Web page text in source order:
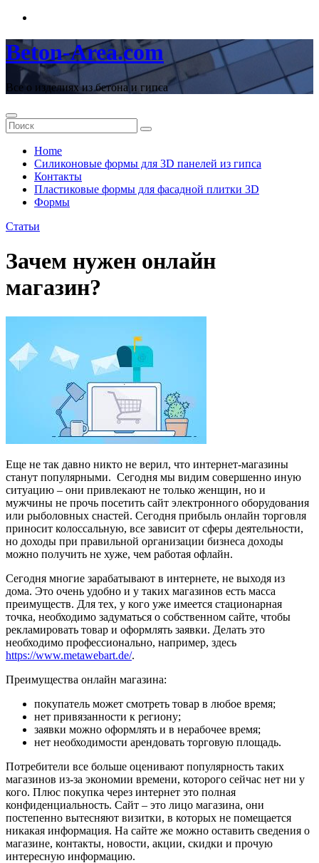
Перейти
содержимому
Beton-Area.com
Все о изделиях из бетона и гипса
Home
Cиликоновые формы для 3D панелей из гипса
Контакты
Пластиковые формы для фасадной плитки 3D
Формы
Статьи
Зачем нужен онлайн
магазин?
Еще не так давно никто не верил, что интернет-магазины
станут популярными. Сегодня мы видим совершенно иную
ситуацию – они привлекают не только женщин, но и
мужчины не прочь посетить сайт электронного оборудования
или рыболовных снастей. Сегодня прибыль онлайн торговля
приносит колоссальную, все зависит от сферы деятельности,
но доходы при правильной организации бизнеса доходы
можно получить не хуже, чем работая офлайн.
Сегодня многие зарабатывают в интернете, не выходя из
дома. Это очень удобно и у таких магазинов есть масса
преимуществ. Для тех, у кого уже имеется стационарная
точка, необходимо задуматься о собственном сайте, чтобы
рекламировать товар и оформлять заявки. Делать это
необходимо профессионально, например, здесь
https://www.metawebart.de/.
Преимущества онлайн магазина:
покупатель может смотреть товар в любое время;
нет привязанности к региону;
заявки можно оформлять и в нерабочее время;
нет необходимости арендовать торговую площадь.
Потребители все больше оценивают популярность таких
магазинов из-за экономии времени, которого сейчас нет ни у
кого. Плюс покупка через интернет это полная
конфиденциальность. Сайт – это лицо магазина, они
постепенно вытесняют визитки, в которых не помещается
никакая информация. На сайте же можно оставить сведения о
магазине, контакты, новости, акции, скидки и прочую
интересную информацию.